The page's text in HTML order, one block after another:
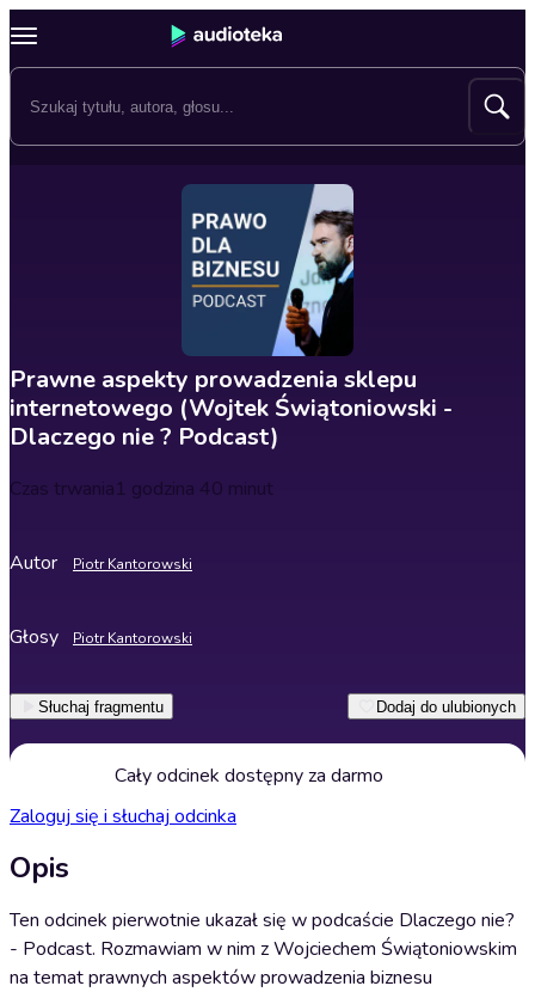
Prawne aspekty prowadzenia sklepu
internetowego (Wojtek Świątoniowski -
Dlaczego nie ? Podcast)
Czas trwania1 godzina 40 minut
Autor Piotr Kantorowski
Głosy Piotr Kantorowski
Słuchaj fragmentu Dodaj do ulubionych
Cały odcinek dostępny za darmo
Zaloguj się i słuchaj odcinka
Opis
Ten odcinek pierwotnie ukazał się w podcaście Dlaczego nie?
- Podcast. Rozmawiam w nim z Wojciechem Świątoniowskim
na temat prawnych aspektów prowadzenia biznesu